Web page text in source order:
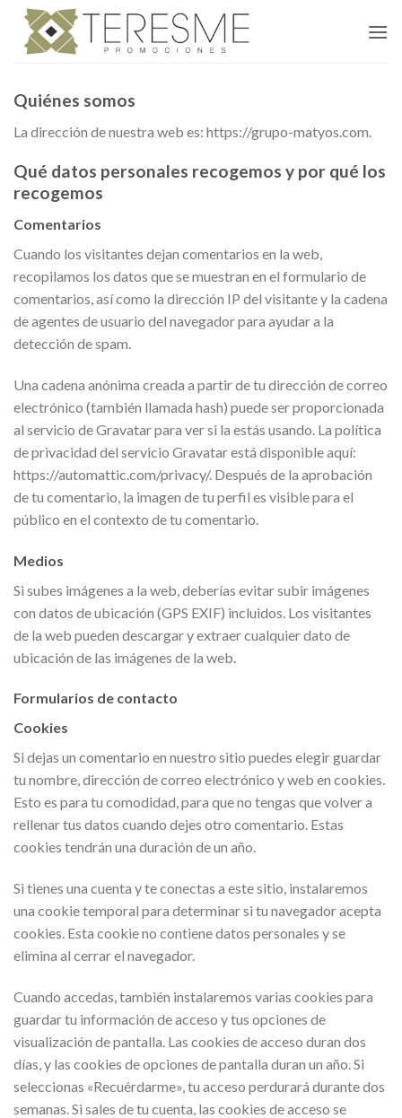
content
Quiénes somos
La dirección de nuestra web es: https://grupo-matyos.com.
Qué datos personales recogemos y por qué los
recogemos
Comentarios
Cuando los visitantes dejan comentarios en la web,
recopilamos los datos que se muestran en el formulario de
comentarios, así como la dirección IP del visitante y la cadena
de agentes de usuario del navegador para ayudar a la
detección de spam.
Una cadena anónima creada a partir de tu dirección de correo
electrónico (también llamada hash) puede ser proporcionada
al servicio de Gravatar para ver si la estás usando. La política
de privacidad del servicio Gravatar está disponible aquí:
https://automattic.com/privacy/. Después de la aprobación
de tu comentario, la imagen de tu perfil es visible para el
público en el contexto de tu comentario.
Medios
Si subes imágenes a la web, deberías evitar subir imágenes
con datos de ubicación (GPS EXIF) incluidos. Los visitantes
de la web pueden descargar y extraer cualquier dato de
ubicación de las imágenes de la web.
Formularios de contacto
Cookies
Si dejas un comentario en nuestro sitio puedes elegir guardar
tu nombre, dirección de correo electrónico y web en cookies.
Esto es para tu comodidad, para que no tengas que volver a
rellenar tus datos cuando dejes otro comentario. Estas
cookies tendrán una duración de un año.
Si tienes una cuenta y te conectas a este sitio, instalaremos
una cookie temporal para determinar si tu navegador acepta
cookies. Esta cookie no contiene datos personales y se
elimina al cerrar el navegador.
Cuando accedas, también instalaremos varias cookies para
guardar tu información de acceso y tus opciones de
visualización de pantalla. Las cookies de acceso duran dos
días, y las cookies de opciones de pantalla duran un año. Si
seleccionas «Recuérdarme», tu acceso perdurará durante dos
semanas. Si sales de tu cuenta, las cookies de acceso se